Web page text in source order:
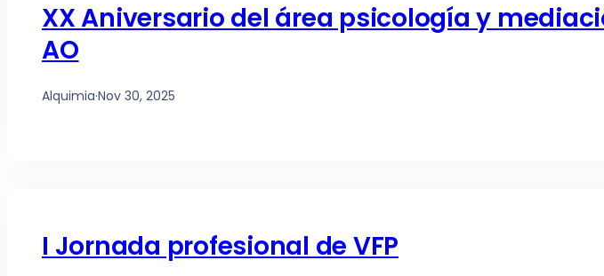
XX Aniversario del área psicología y
AO
Alquimia·Nov 30, 2025
I Jornada profesional de VFP